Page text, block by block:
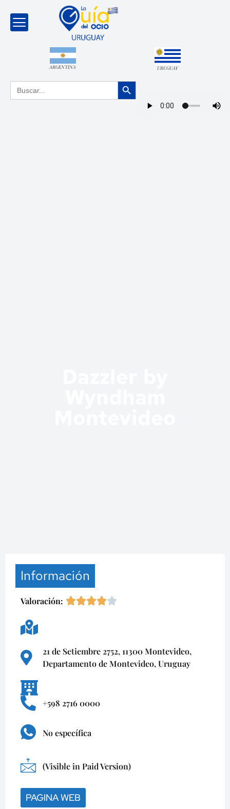
ARGENTINA URUGUAY
Buscar: Botón de búsqueda
Información
Valoración:
21 de Setiembre 2752, 11300 Montevideo,
Departamento de Montevideo, Uruguay
+598 2716 0000
No específica
(Visible in Paid Version)
PAGINA WEB